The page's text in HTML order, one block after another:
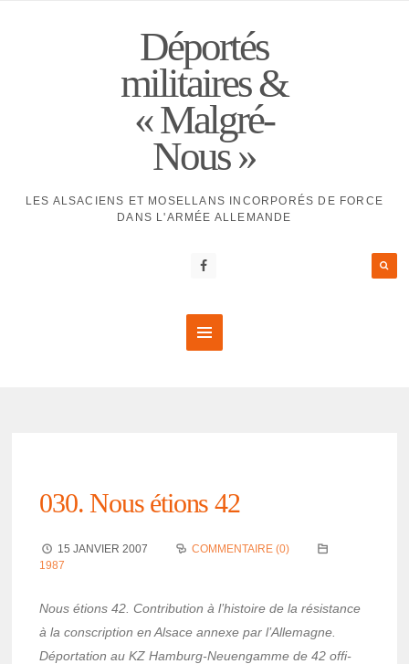
Déportés
militaires &
« Malgré-
Nous »
LES ALSACIENS ET MOSELLANS INCORPORÉS DE FORCE
DANS L'ARMÉE ALLEMANDE
030. Nous étions 42
15 JANVIER 2007
COMMENTAIRE (0)
1987
Nous étions 42. Contri­bu­tion à l’his­toire de la résis­tance
à la conscrip­tion en Alsace annexe par l’Al­le­magne.
Dépor­ta­tion au KZ Hamburg-Neuen­gamme de 42 offi­